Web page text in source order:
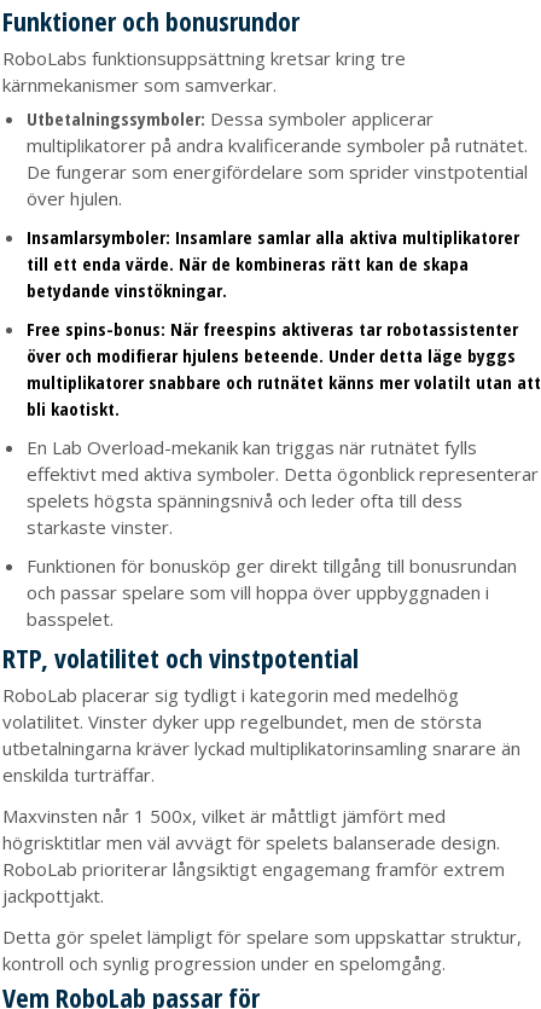
Funktioner och bonusrundor
RoboLabs funktionsuppsättning kretsar kring tre
kärnmekanismer som samverkar.
Utbetalningssymboler: Dessa symboler applicerar
multiplikatorer på andra kvalificerande symboler på rutnätet.
De fungerar som energifördelare som sprider vinstpotential
över hjulen.
Insamlarsymboler: Insamlare samlar alla aktiva multiplikatorer
till ett enda värde. När de kombineras rätt kan de skapa
betydande vinstökningar.
Free spins-bonus: När freespins aktiveras tar robotassistenter
över och modifierar hjulens beteende. Under detta läge byggs
multiplikatorer snabbare och rutnätet känns mer volatilt utan att
bli kaotiskt.
En Lab Overload-mekanik kan triggas när rutnätet fylls
effektivt med aktiva symboler. Detta ögonblick representerar
spelets högsta spänningsnivå och leder ofta till dess
starkaste vinster.
Funktionen för bonusköp ger direkt tillgång till bonusrundan
och passar spelare som vill hoppa över uppbyggnaden i
basspelet.
RTP, volatilitet och vinstpotential
RoboLab placerar sig tydligt i kategorin med medelhög
volatilitet. Vinster dyker upp regelbundet, men de största
utbetalningarna kräver lyckad multiplikatorinsamling snarare än
enskilda turträffar.
Maxvinsten når 1 500x, vilket är måttligt jämfört med
högrisktitlar men väl avvägt för spelets balanserade design.
RoboLab prioriterar långsiktigt engagemang framför extrem
jackpottjakt.
Detta gör spelet lämpligt för spelare som uppskattar struktur,
kontroll och synlig progression under en spelomgång.
Vem RoboLab passar för